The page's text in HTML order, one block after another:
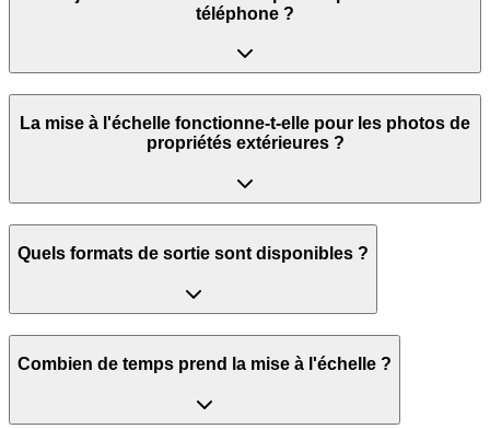
téléphone ?
La mise à l'échelle fonctionne-t-elle pour les photos de
propriétés extérieures ?
Quels formats de sortie sont disponibles ?
Combien de temps prend la mise à l'échelle ?